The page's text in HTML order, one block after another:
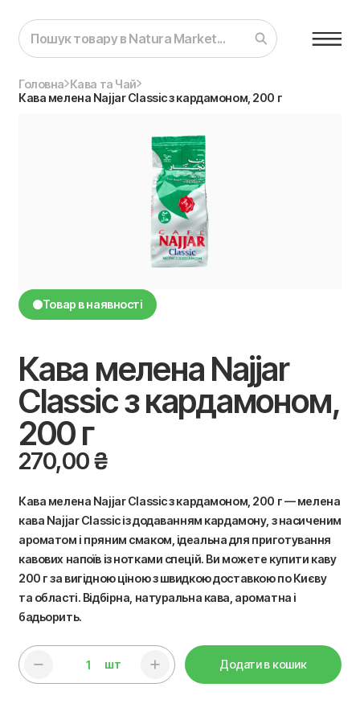
Головна Кава та Чай
Кава мелена Najjar Classic з кардамоном, 200 г
Товар в наявності
Кава мелена Najjar
Classic з кардамоном,
200 г
270,00₴
Кава мелена Najjar Classic з кардамоном, 200 г — мелена
кава Najjar Classic із додаванням кардамону, з насиченим
ароматом і пряним смаком, ідеальна для приготування
кавових напоїв із нотками спецій. Ви можете купити каву
200 г за вигідною ціною з швидкою доставкою по Києву
та області. Відбірна, натуральна кава, ароматна і
бадьорить.
шт Додати в кошик